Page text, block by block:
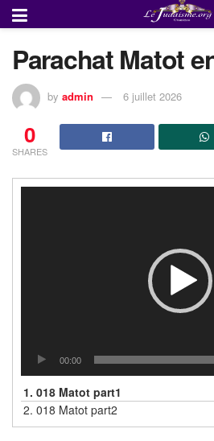
Parachat Matot
by admin 6 juillet 2026
0
SHARES
00:00
1. 018 Matot part1
2. 018 Matot part2